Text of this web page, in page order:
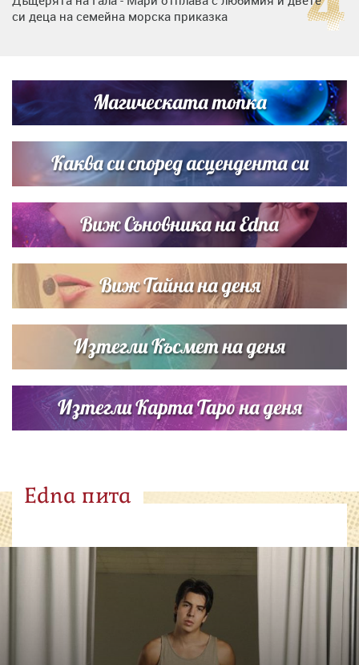
си деца на семейна морска приказка
Димов издадоха своето любимо място
Дъщерята на Тодор Батков вдигна сватба, Стоичков и
Братя Аргирови я изненадаха с песен
Магическата топка
Каква си според асцендента си
Виж Съновника на Edna
Виж Тайна на деня
Изтегли Късмет на деня
Изтегли Карта Таро на деня
Edna пита